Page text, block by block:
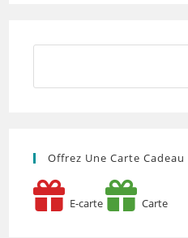
Offrez Une Carte Cadeau
E-carte Carte